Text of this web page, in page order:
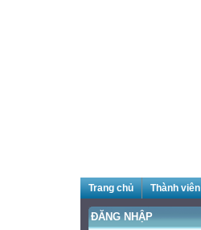
Trang chủ Thành viên
ĐĂNG NHẬP